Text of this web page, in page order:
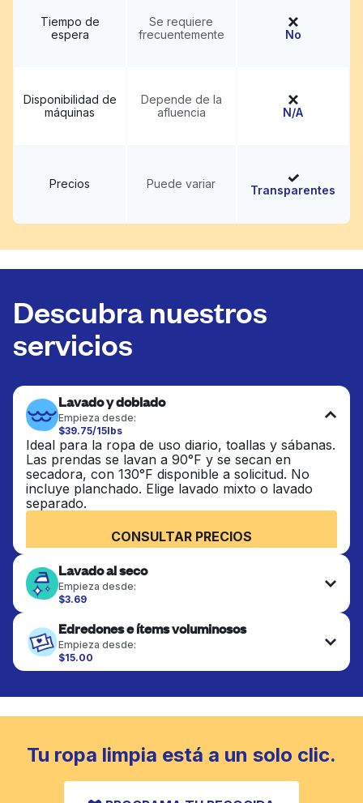
Tiempo de
espera
Se requiere
frecuentemente
No
Disponibilidad de
máquinas
Depende de la
afluencia
N/A
Precios Puede variar Transparentes
Descubra nuestros
servicios
Lavado y doblado
Empieza desde:
$39.75/15lbs
Ideal para la ropa de uso diario, toallas y sábanas.
Las prendas se lavan a 90°F y se secan en
secadora, con 130°F disponible a solicitud. No
incluye planchado. Elige lavado mixto o lavado
separado.
CONSULTAR PRECIOS
Lavado al seco
Empieza desde:
$3.69
terminan de forma profesional. Adecuado para
trajes, vestidos, abrigos y telas que requieren
cuidado especial para mantener su forma, color y
textura.
Edredones e ítems voluminosos
Empieza desde:
$15.00
Los artículos grandes como edredones, mantas y
completamente. Diseñado para refrescar piezas
más pesadas que no caben en una lavadora
CONSULTAR PRECIOS
Tu ropa limpia está a un solo clic.